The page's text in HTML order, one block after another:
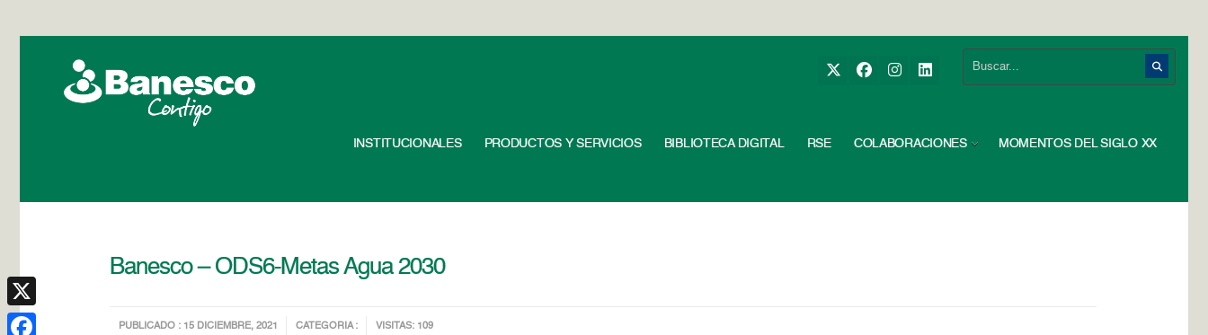
INSTITUCIONALES PRODUCTOS Y SERVICIOS BIBLIOTECA DIGITAL RSE COLABORACIONES MOMENTOS DEL SIGLO XX
Banesco – ODS6-Metas Agua 2030
PUBLICADO : 15 DICIEMBRE, 2021 CATEGORIA : VISITAS: 109
X